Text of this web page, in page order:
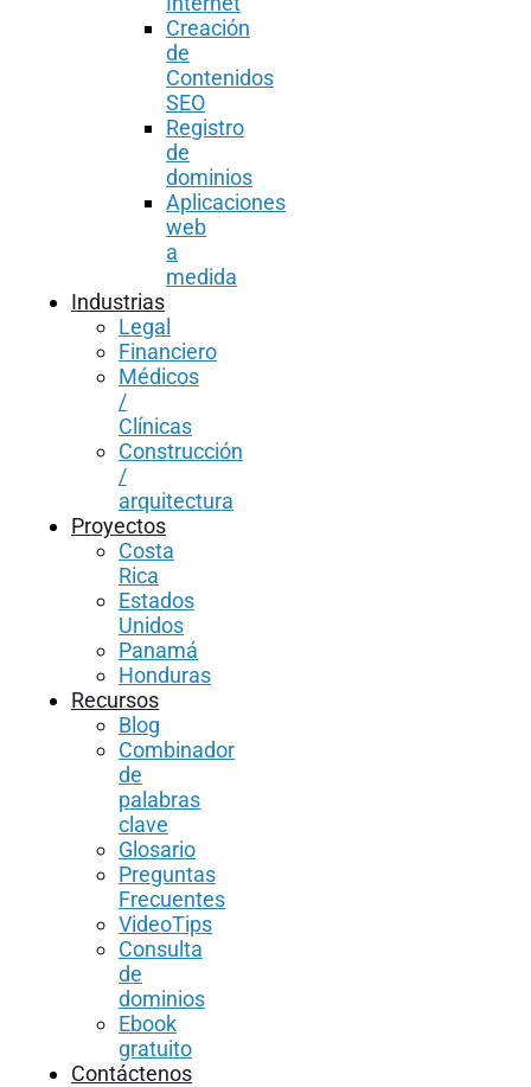
Creación
de
Contenidos
SEO
Registro
de
dominios
Aplicaciones
web
a
medida
Industrias
Legal
Financiero
Médicos
/
Clínicas
Construcción
/
arquitectura
Proyectos
Costa
Rica
Estados
Unidos
Panamá
Honduras
Recursos
Blog
Combinador
de
palabras
clave
Glosario
Preguntas
Frecuentes
VideoTips
Consulta
de
dominios
Ebook
gratuito
Contáctenos